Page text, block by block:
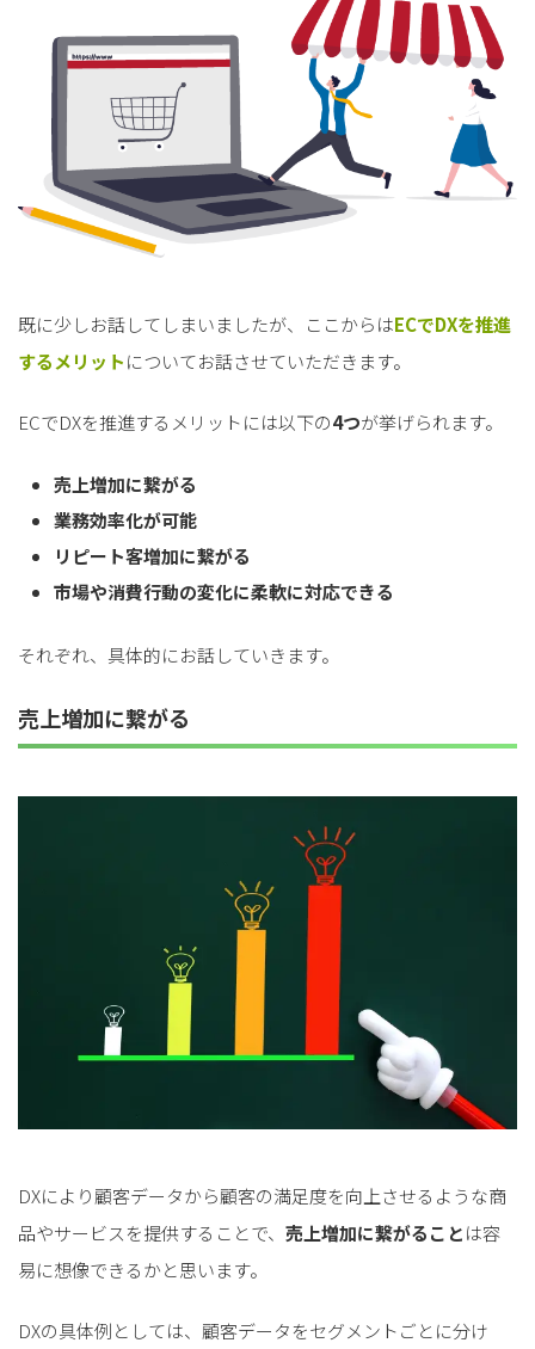
既に少しお話してしまいましたが、ここからはECでDXを推進
するメリットについてお話させていただきます。
ECでDXを推進するメリットには以下の4つが挙げられます。
売上増加に繋がる
業務効率化が可能
リピート客増加に繋がる
市場や消費行動の変化に柔軟に対応できる
それぞれ、具体的にお話していきます。
売上増加に繋がる
DXにより顧客データから顧客の満足度を向上させるような商
品やサービスを提供することで、 売上増加に繋がることは容
易に想像できるかと思います。
DXの具体例としては、顧客データをセグメントごとに分け